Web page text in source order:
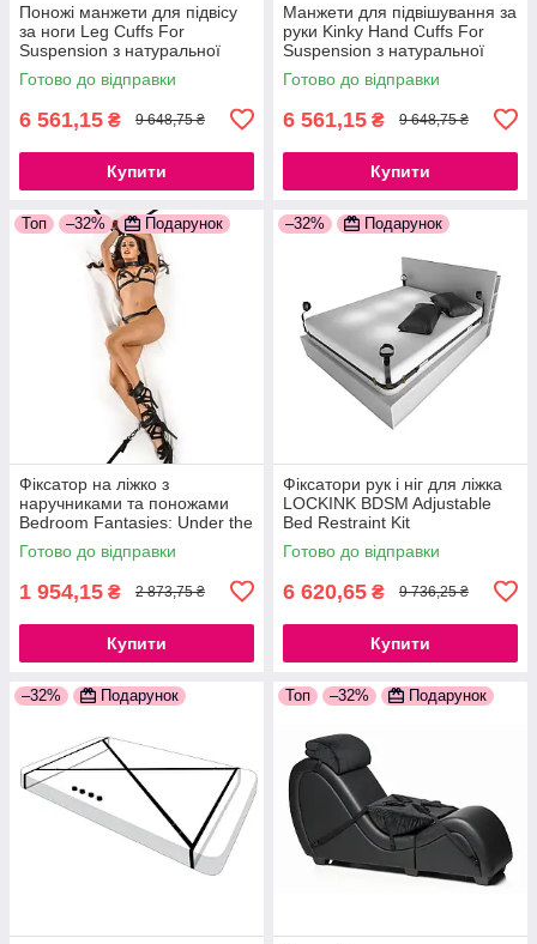
Поножі манжети для підвісу
за ноги Leg Cuffs For
Suspension з натуральної
шкіри, колір чорний
777Store.com.ua
Готово до відправки
6 561,15 ₴ 9 648,75 ₴
Купити
Манжети для підвішування за
руки Kinky Hand Cuffs For
Suspension з натуральної
шкіри, колір чорний
777Store.com.ua
Готово до відправки
6 561,15 ₴ 9 648,75 ₴
Купити
Топ –32% Подарунок
Фіксатор на ліжко з
наручниками та поножами
Bedroom Fantasies: Under the
bed Restraint Bondage Set,
ремені надійно фіксуються
Готово до відправки
1 954,15 ₴ 2 873,75 ₴
Купити
–32% Подарунок
Фіксатори рук і ніг для ліжка
LOCKINK BDSM Adjustable
Bed Restraint Kit
Готово до відправки
6 620,65 ₴ 9 736,25 ₴
Купити
–32% Подарунок Топ –32% Подарунок